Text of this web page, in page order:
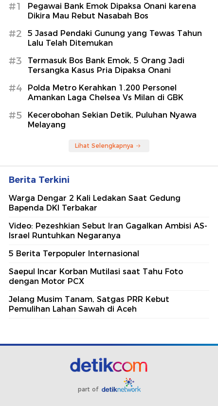
#1
Pegawai Bank Emok Dipaksa Onani karena
Dikira Mau Rebut Nasabah Bos
#2
5 Jasad Pendaki Gunung yang Tewas Tahun
Lalu Telah Ditemukan
#3
Termasuk Bos Bank Emok, 5 Orang Jadi
Tersangka Kasus Pria Dipaksa Onani
#4
Polda Metro Kerahkan 1.200 Personel
Amankan Laga Chelsea Vs Milan di GBK
#5
Kecerobohan Sekian Detik, Puluhan Nyawa
Melayang
Lihat Selengkapnya
Berita Terkini
Warga Dengar 2 Kali Ledakan Saat Gedung
Bapenda DKI Terbakar
Video: Pezeshkian Sebut Iran Gagalkan Ambisi AS-
Israel Runtuhkan Negaranya
5 Berita Terpopuler Internasional
Saepul Incar Korban Mutilasi saat Tahu Foto
dengan Motor PCX
Jelang Musim Tanam, Satgas PRR Kebut
Pemulihan Lahan Sawah di Aceh
part of